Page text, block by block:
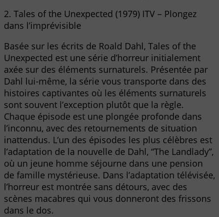
2. Tales of the Unexpected (1979) ITV – Plongez
dans l’imprévisible
Basée sur les écrits de Roald Dahl, Tales of the
Unexpected est une série d’horreur initialement
axée sur des éléments surnaturels. Présentée par
Dahl lui-même, la série vous transporte dans des
histoires captivantes où les éléments surnaturels
sont souvent l’exception plutôt que la règle.
Chaque épisode est une plongée profonde dans
l’inconnu, avec des retournements de situation
inattendus. L’un des épisodes les plus célèbres est
l’adaptation de la nouvelle de Dahl, “The Landlady”,
où un jeune homme séjourne dans une pension
de famille mystérieuse. Dans l’adaptation télévisée,
l’horreur est montrée sans détours, avec des
scènes macabres qui vous donneront des frissons
dans le dos.